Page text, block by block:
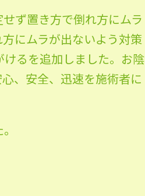
ず置き方で倒れ方にムラ
にムラが出ないよう対策
るを追加しました。お陰
、安全、迅速を施術者に